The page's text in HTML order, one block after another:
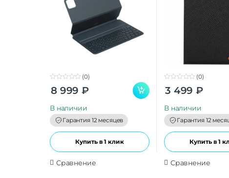
o
o
(0)
8 999 ₽
В наличии
Гарантия 12 месяцев
Купить в 1 клик
Сравнение
o
o
(0)
3 499 ₽
В наличии
Гарантия 12
Купить в 1
Сравнение